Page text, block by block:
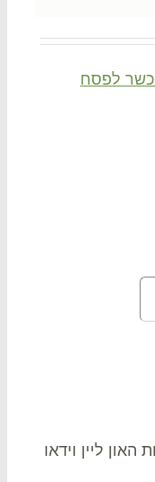
וידאו